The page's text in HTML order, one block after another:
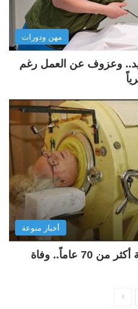
مهن ودورات
وعزوف عن العمل رغم
أخبار منوعة
عاشت تتنفس بالرئة الحديدية أكثر من 70 عاماً.. وفاة